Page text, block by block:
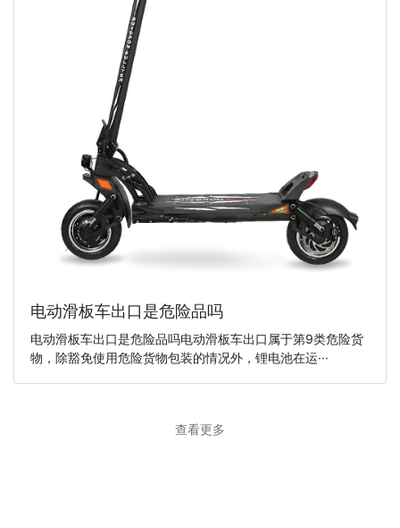
电动滑板车出口是危险品吗
电动滑板车出口是危险品吗电动滑板车出口属于第9类危险货
物，除豁免使用危险货物包装的情况外，锂电池在运···
查看更多